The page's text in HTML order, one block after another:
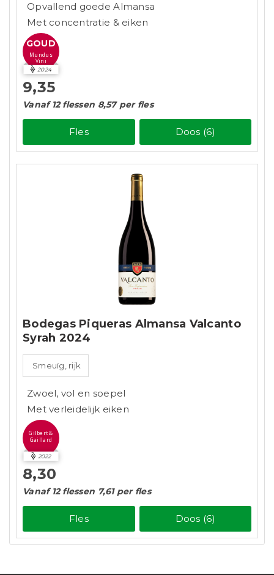
Opvallend goede Almansa
Met concentratie & eiken
GOUD
Mundus
Vini
2024
9,35
Vanaf 12 flessen 8,57 per fles
Fles Doos (6)
Bodegas Piqueras Almansa Valcanto
Syrah 2024
Smeuïg, rijk
Zwoel, vol en soepel
Met verleidelijk eiken
Gilbert &
Gaillard
2022
8,30
Vanaf 12 flessen 7,61 per fles
Fles Doos (6)